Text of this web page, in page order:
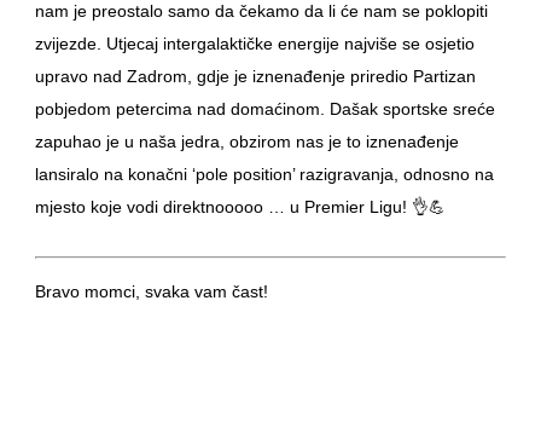
nam je preostalo samo da čekamo da li će nam se poklopiti
zvijezde. Utjecaj intergalaktičke energije najviše se osjetio
upravo nad Zadrom, gdje je iznenađenje priredio Partizan
pobjedom petercima nad domaćinom. Dašak sportske sreće
zapuhao je u naša jedra, obzirom nas je to iznenađenje
lansiralo na konačni ‘pole position’ razigravanja, odnosno na
mjesto koje vodi direktnooooo … u Premier Ligu! 👌💪
Bravo momci, svaka vam čast!